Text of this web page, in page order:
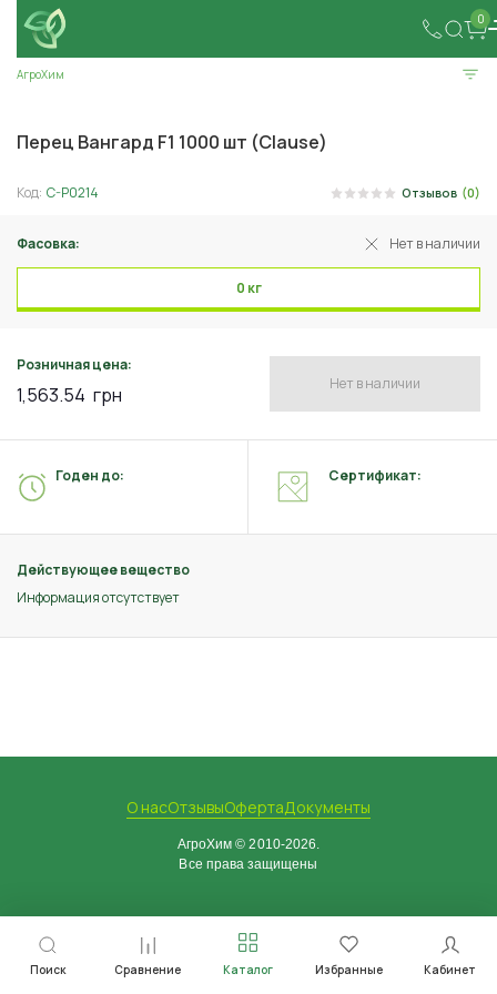
0
Поиск Сравнение Каталог Избранные Кабинет
АгроХим
Перец Вангард F1 1000 шт (Clause)
Код: C-P0214 Отзывов (0)
Фасовка: Нет в наличии
0 кг
Розничная цена:
1,563.54 грн Нет в наличии
Действующее вещество
Информация отсутствует
Годен до: Сертификат:
О насОтзывыОфертаДокументы
АгроХим © 2010-2026.
Все права защищены